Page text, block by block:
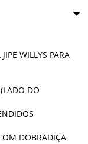
WILLYS PARA
DO
DOBRADIÇA.